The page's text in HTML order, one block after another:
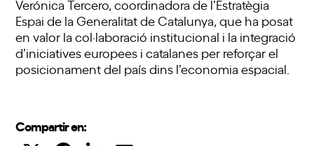
Verónica Tercero, coordinadora de l’Estratègia
Espai de la Generalitat de Catalunya, que ha posat
en valor la col·laboració institucional i la integració
d’iniciatives europees i catalanes per reforçar el
posicionament del país dins l’economia espacial.
Compartir en: